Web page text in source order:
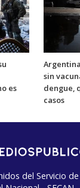
es
sin
dengue,
casos
del Servicio